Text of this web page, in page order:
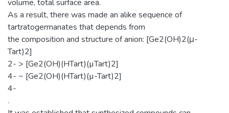
volume, total surface area.
As a result, there was made an alike sequence of
tartratogermanates that depends from
the composition and structure of anion: [Ge2(OH)2(μ-
Tart)2]
2- > [Ge2(OH)(HTart)(µTart)2]
4- ~ [Ge2(OH)(HTart)(µ-Tart)2]
4-
.